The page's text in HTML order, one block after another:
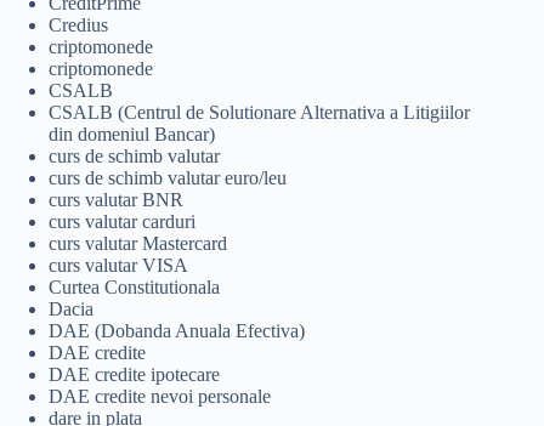
Credius
criptomonede
criptomonede
CSALB
CSALB (Centrul de Solutionare Alternativa a Litigiilor
din domeniul Bancar)
curs de schimb valutar
curs de schimb valutar euro/leu
curs valutar BNR
curs valutar carduri
curs valutar Mastercard
curs valutar VISA
Curtea Constitutionala
Dacia
DAE (Dobanda Anuala Efectiva)
DAE credite
DAE credite ipotecare
DAE credite nevoi personale
dare in plata